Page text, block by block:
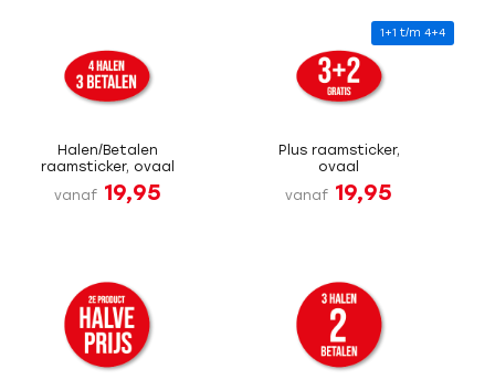
Halen/Betalen
raamsticker, ovaal
vanaf 19,95
1+1 t/m 4+4
Plus raamsticker,
ovaal
vanaf 19,95